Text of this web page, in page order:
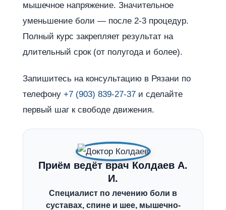
мышечное напряжение. Значительное
уменьшение боли — после 2-3 процедур.
Полный курс закрепляет результат на
длительный срок (от полугода и более).
Запишитесь на консультацию в Рязани по
телефону +7 (903) 839-27-37и сделайте
первый шаг к свободе движения.
Приём ведёт врач Колдаев А.
И.
Специалист по лечению боли в
суставах, спине и шее, мышечно-